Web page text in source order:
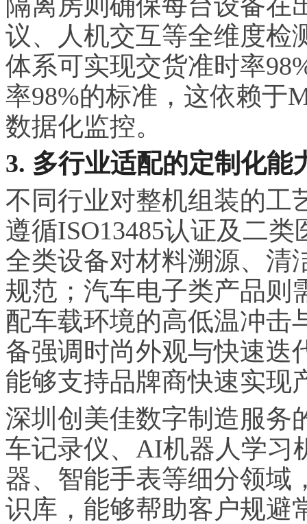
议、人机交互等全维度检
体系可实现交货准时率
率98%的标准，这依赖于
数据化监控。
3. 多行业适配的定制化能
不同行业对整机组装的工
遵循ISO13485认证及二
全类设备对材料溯源、清
规范；汽车电子类产品则
配车载环境的高低温冲击
备强调时尚外观与快速迭
能够支持品牌商快速实现
深圳创美佳数字制造服务
车记录仪、AI机器人学习
器、智能手表等细分领域
识库，能够帮助客户规避